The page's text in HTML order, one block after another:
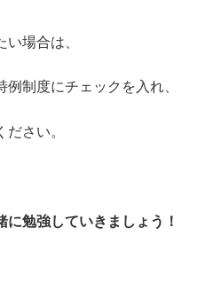
場合は、
制度にチェックを入れ、
さい。
勉強していきましょう！